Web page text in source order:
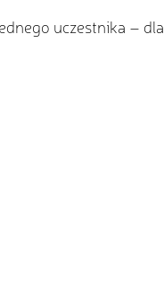
uczestnika – dla